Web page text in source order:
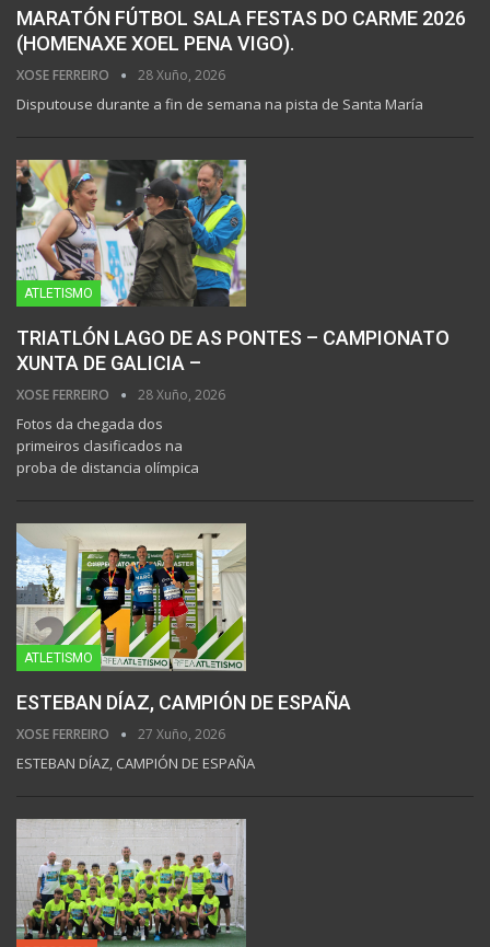
MARATÓN FÚTBOL SALA FESTAS DO CARME 2026
(HOMENAXE XOEL PENA VIGO).
XOSE FERREIRO 28 Xuño, 2026
Disputouse durante a fin de semana na pista de Santa María
ATLETISMO
TRIATLÓN LAGO DE AS PONTES – CAMPIONATO
XUNTA DE GALICIA –
XOSE FERREIRO 28 Xuño, 2026
Fotos da chegada dos
primeiros clasificados na
proba de distancia olímpica
ATLETISMO
ESTEBAN DÍAZ, CAMPIÓN DE ESPAÑA
XOSE FERREIRO 27 Xuño, 2026
ESTEBAN DÍAZ, CAMPIÓN DE ESPAÑA